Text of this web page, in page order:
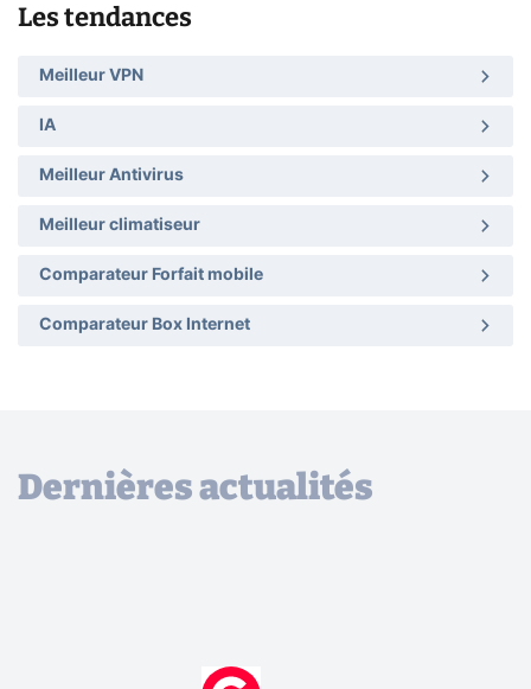
Les tendances
Meilleur VPN
IA
Meilleur Antivirus
Meilleur climatiseur
Comparateur Forfait mobile
Comparateur Box Internet
Dernières actualités